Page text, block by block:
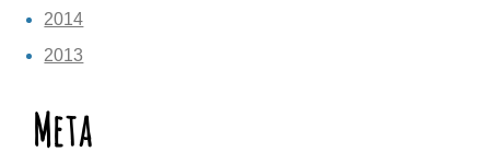
2014
2013
Meta